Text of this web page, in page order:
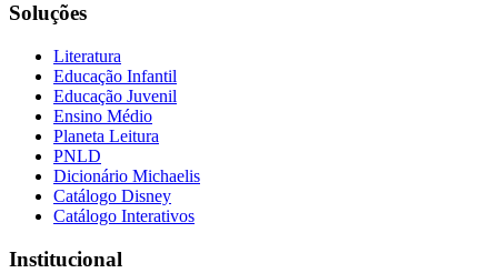
Soluções
Literatura
Educação Infantil
Educação Juvenil
Ensino Médio
Planeta Leitura
PNLD
Dicionário Michaelis
Catálogo Disney
Catálogo Interativos
Institucional